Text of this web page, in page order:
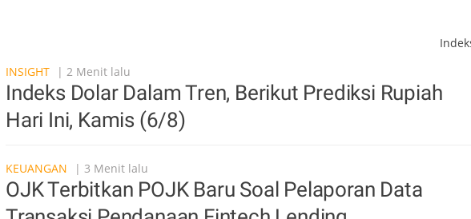
INSIGHT
| 2 Menit lalu
Indeks Dolar Dalam Tren, Berikut Prediksi Rupiah
Hari Ini, Kamis (6/8)
KEUANGAN | 3 Menit lalu
OJK Terbitkan POJK Baru Soal Pelaporan Data